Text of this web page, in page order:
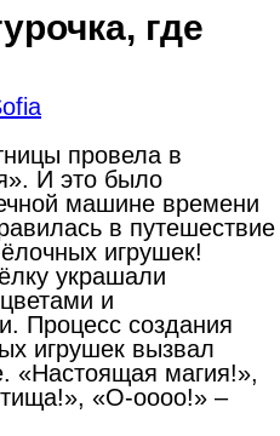
где
провела в
И это было
машине времени
в путешествие
игрушек!
украшали
и
Процесс создания
игрушек вызвал
«Настоящая магия!»,
«О-оооо!» –